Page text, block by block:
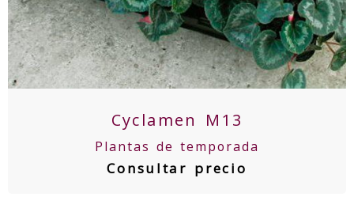
Cyclamen M13
Plantas de temporada
Consultar precio